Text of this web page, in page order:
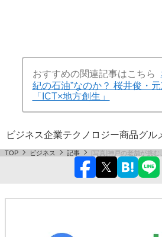
おすすめの関連記事はこちら
紀の石油”なのか？ 桜井俊・
「ICT×地方創生」
ビジネス企業テクノロジー商品グル
TOP ビジネス 記事 [写真]神戸の老舗が挑